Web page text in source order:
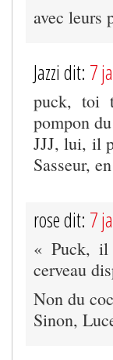
avec leurs
Jazzi dit: 7
puck, toi
pompon
JJJ, lui, il
Sasseur,
rose dit: 7
« Puck, il
cerveau
Non du
Sinon,